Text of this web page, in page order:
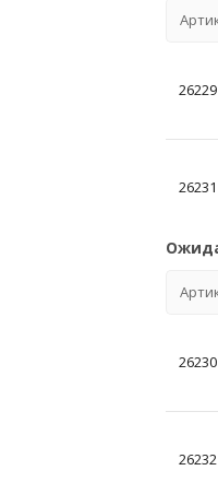
26229
26231
26230
26232